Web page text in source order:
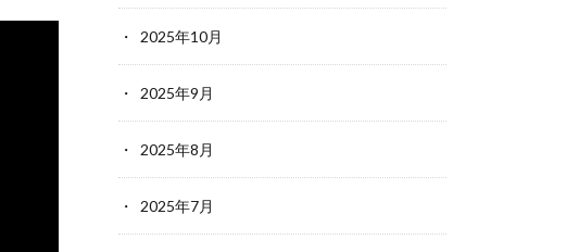
2025年10月
2025年9月
2025年8月
2025年7月